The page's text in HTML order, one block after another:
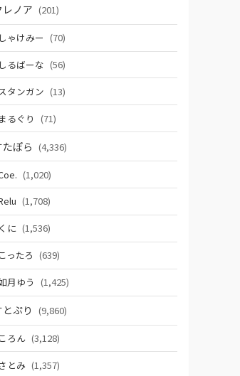
レノア (201)
しゃけみー (70)
しるばーな (56)
タンガン (13)
まるぐり (71)
たぽら (4,336)
(1,020)
(1,708)
くに (1,536)
こったろ (639)
月ゆう (1,425)
ぷり (9,860)
ころん (3,128)
とみ (1,357)